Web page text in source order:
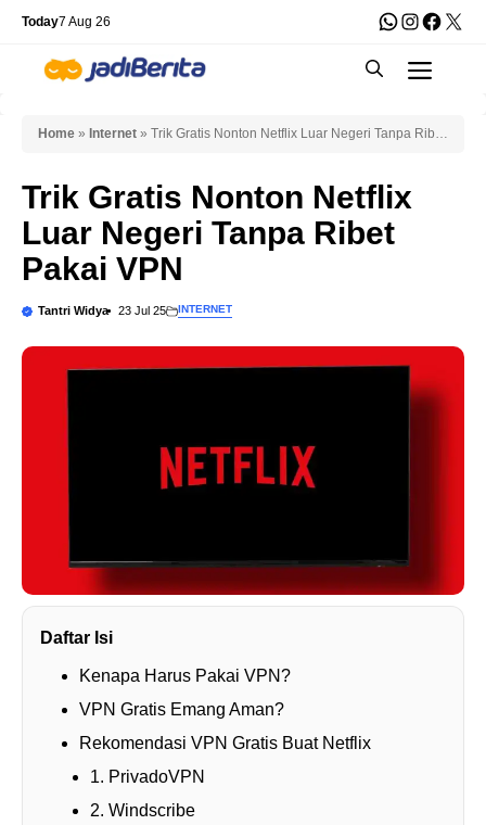
Skip
content
Today7 Aug 26 WhatsApp
X
Home » Internet » Trik Gratis Nonton Netflix Luar Negeri Tanpa Ribet
Trik Gratis Nonton Netflix
Luar Negeri Tanpa Ribet
Pakai VPN
Tantri Widya 23 Jul 25 INTERNET
Daftar Isi
Kenapa Harus Pakai VPN?
VPN Gratis Emang Aman?
Rekomendasi VPN Gratis Buat Netflix
1. PrivadoVPN
2. Windscribe